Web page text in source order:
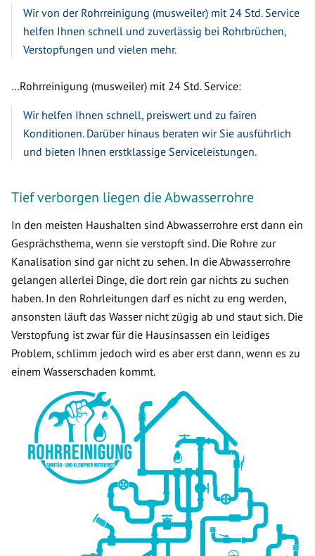
Wir von der Rohrreinigung (musweiler) mit 24 Std. Service
helfen Ihnen schnell und zuverlässig bei Rohrbrüchen,
Verstopfungen und vielen mehr.
…Rohrreinigung (musweiler) mit 24 Std. Service:
Wir helfen Ihnen schnell, preiswert und zu fairen
Konditionen. Darüber hinaus beraten wir Sie ausführlich
und bieten Ihnen erstklassige Serviceleistungen.
Tief verborgen liegen die Abwasserrohre
In den meisten Haushalten sind Abwasserrohre erst dann ein
Gesprächsthema, wenn sie verstopft sind. Die Rohre zur
Kanalisation sind gar nicht zu sehen. In die Abwasserrohre
gelangen allerlei Dinge, die dort rein gar nichts zu suchen
haben. In den Rohrleitungen darf es nicht zu eng werden,
ansonsten läuft das Wasser nicht zügig ab und staut sich. Die
Verstopfung ist zwar für die Hausinsassen ein leidiges
Problem, schlimm jedoch wird es aber erst dann, wenn es zu
einem Wasserschaden kommt.